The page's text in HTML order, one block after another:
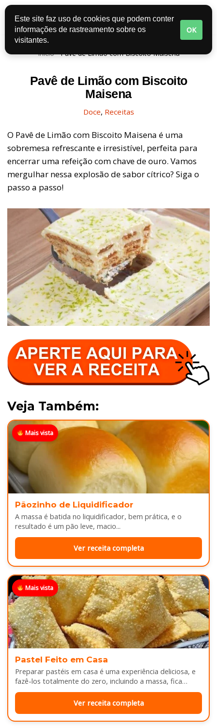
Pular
para
o
Início-Pavê de Limão com Biscoito Maisena
Pavê de Limão com Biscoito
Maisena
Doce, Receitas
O Pavê de Limão com Biscoito Maisena é uma
sobremesa refrescante e irresistível, perfeita para
encerrar uma refeição com chave de ouro. Vamos
mergulhar nessa explosão de sabor cítrico? Siga o
passo a passo!
Veja Também:
Mais vista
Pãozinho de Liquidificador
A massa é batida no liquidificador, bem prática, e o
resultado é um pão leve, macio...
Ver receita completa
Mais vista
Pastel Feito em Casa
Preparar pastéis em casa é uma experiência deliciosa, e
fazê-los totalmente do zero, incluindo a massa, fica
melhor ainda...
Ver receita completa
Este site faz uso de cookies que podem conter
informações de rastreamento sobre os
visitantes.
OK